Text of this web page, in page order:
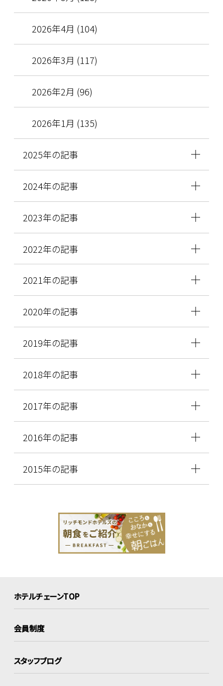
2026年4月 (104)
2026年3月 (117)
2026年2月 (96)
2026年1月 (135)
2025年の記事
2024年の記事
2023年の記事
2022年の記事
2021年の記事
2020年の記事
2019年の記事
2018年の記事
2017年の記事
2016年の記事
2015年の記事
ホテルチェーンTOP
会員制度
スタッフブログ